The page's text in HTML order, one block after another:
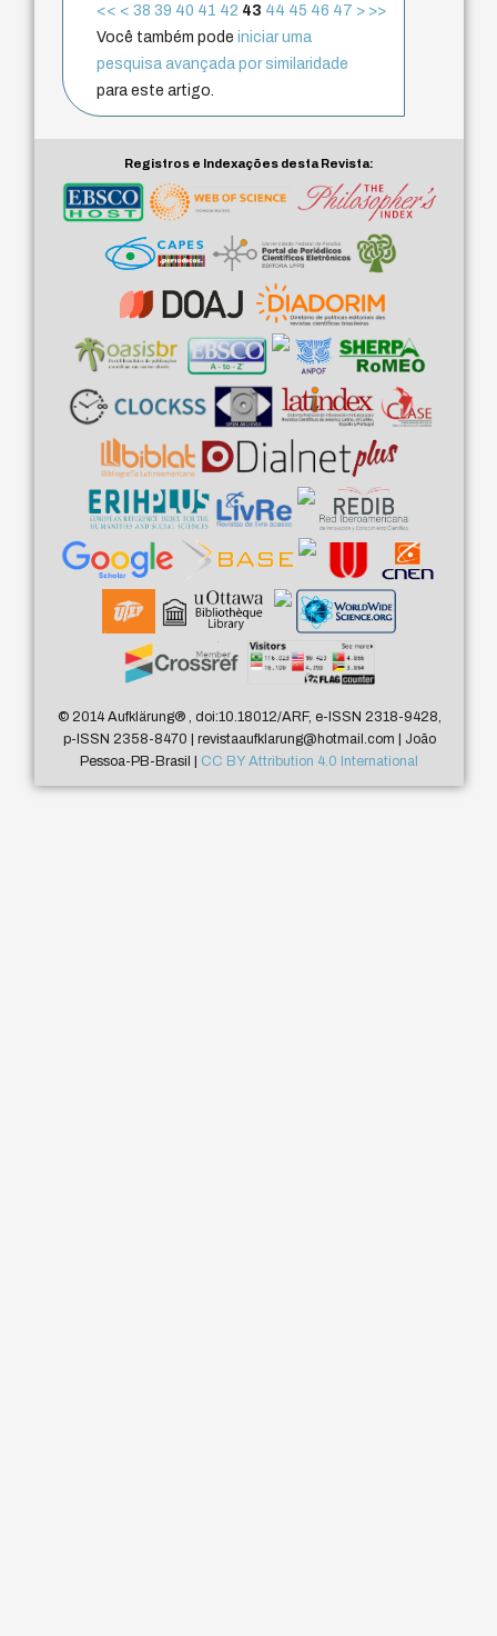
<< < 38 39 40 41 42 43 44 45 46 47 > >>
Você também podeiniciar uma
pesquisa avançada por similaridade
para este artigo.
Registros e Indexações desta Revista:
© 2014 Aufklärung®, doi:10.18012/ARF, e-ISSN 2318-9428,
p-ISSN 2358-8470 | revistaaufklarung@hotmail.com | João
Pessoa-PB-Brasil | CC BY Attribution 4.0 International